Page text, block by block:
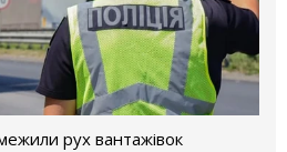
рух вантажівок